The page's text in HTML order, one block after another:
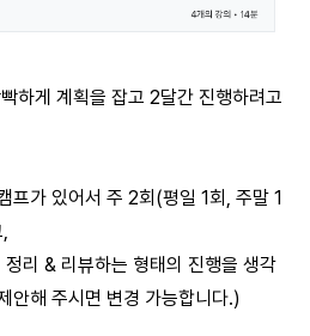
하게 계획을 잡고 2달간 진행하려고
프가 있어서 주 2회(평일 1회, 주말 1
리 & 리뷰하는 형태의 진행을 생각
안해 주시면 변경 가능합니다.)